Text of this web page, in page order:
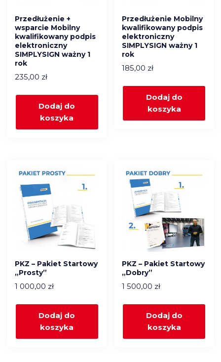
Przedłużenie +
wsparcie Mobilny
kwalifikowany podpis
elektroniczny
SIMPLYSIGN ważny 1
rok
235,00 zł
Dodaj do
koszyka
Przedłużenie Mobilny
kwalifikowany podpis
elektroniczny
SIMPLYSIGN ważny 1
rok
185,00 zł
Dodaj do
koszyka
PKZ – Pakiet Startowy
„Prosty”
1 000,00 zł
Dodaj do
koszyka
PKZ – Pakiet Startowy
„Dobry”
1 500,00 zł
Dodaj do
koszyka